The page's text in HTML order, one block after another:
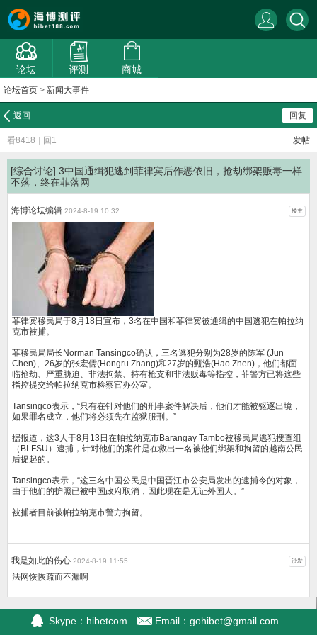
论坛 评测 商城
论坛首页 > 新闻大事件
返回 回复
看8418 回1 发帖
[综合讨论] 3中国通缉犯逃到菲律宾后作恶依旧，抢劫绑架贩毒一样
不落，终在菲落网
楼主
海博论坛编辑 2024-8-19 10:32
菲律宾移民局于8月18日宣布，3名在中国和菲律宾被通缉的中国逃犯在帕拉纳
克市被捕。
菲移民局局长Norman Tansingco确认，三名逃犯分别为28岁的陈军 (Jun
Chen)、26岁的张宏儒(Hongru Zhang)和27岁的甄浩(Hao Zhen)，他们都面
临抢劫、严重胁迫、非法拘禁、持有枪支和非法贩毒等指控，菲警方已将这些
指控提交给帕拉纳克市检察官办公室。
Tansingco表示，“只有在针对他们的刑事案件解决后，他们才能被驱逐出境，
如果罪名成立，他们将必须先在监狱服刑。”
据报道，这3人于8月13日在帕拉纳克市Barangay Tambo被移民局逃犯搜查组
（BI-FSU）逮捕，针对他们的案件是在救出一名被他们绑架和拘留的越南公民
后提起的。
Tansingco表示，“这三名中国公民是中国晋江市公安局发出的逮捕令的对象，
由于他们的护照已被中国政府取消，因此现在是无证外国人。”
被捕者目前被帕拉纳克市警方拘留。
沙发
我是如此的伤心 2024-8-19 11:55
法网恢恢疏而不漏啊
Skype：hibetcom Email： gohibet@gmail.com